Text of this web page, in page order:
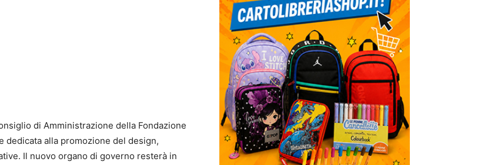
di Amministrazione della Fondazione
dedicata alla promozione del design,
Il nuovo organo di governo resterà in